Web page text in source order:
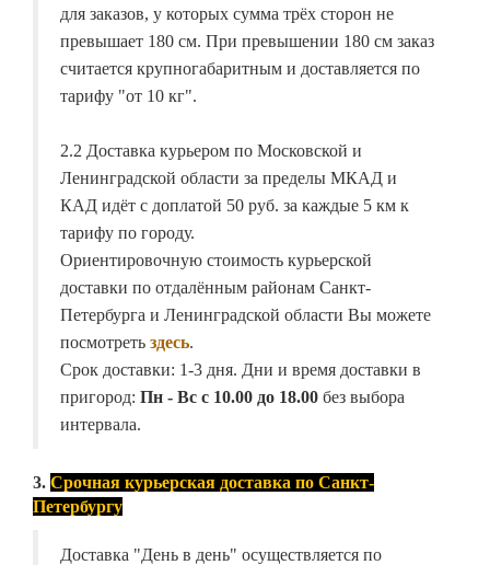
для заказов, у которых сумма трёх сторон не
превышает 180 см. При превышении 180 см заказ
считается крупногабаритным и доставляется по
тарифу "от 10 кг".
2.2 Доставка курьером по Московской и
Ленинградской области за пределы МКАД и
КАД идёт с доплатой 50 руб. за каждые 5 км к
тарифу по городу.
Ориентировочную стоимость курьерской
доставки по отдалённым районам Санкт-
Петербурга и Ленинградской области Вы можете
посмотреть здесь.
Срок доставки: 1-3 дня. Дни и время доставки в
пригород: Пн - Вс с 10.00 до 18.00 без выбора
интервала.
3. Срочная курьерская доставка по Санкт-
Петербургу
Доставка "День в день" осуществляется по